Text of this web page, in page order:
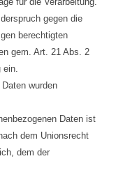
gegen die
berechtigten
gem. Art. 21 Abs. 2
wurden
Daten ist
dem Unionsrecht
dem der